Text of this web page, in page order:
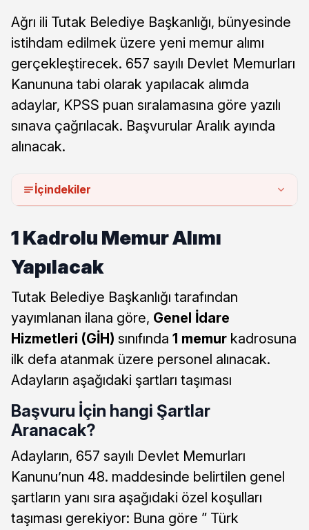
Ağrı ili Tutak Belediye Başkanlığı, bünyesinde
istihdam edilmek üzere yeni memur alımı
gerçekleştirecek. 657 sayılı Devlet Memurları
Kanununa tabi olarak yapılacak alımda
adaylar, KPSS puan sıralamasına göre yazılı
sınava çağrılacak. Başvurular Aralık ayında
alınacak.
İçindekiler
1 Kadrolu Memur Alımı
Yapılacak
Tutak Belediye Başkanlığı tarafından
yayımlanan ilana göre, Genel İdare
Hizmetleri (GİH) sınıfında 1 memur kadrosuna
ilk defa atanmak üzere personel alınacak.
Adayların aşağıdaki şartları taşıması
Başvuru İçin hangi Şartlar
Aranacak?
Adayların, 657 sayılı Devlet Memurları
Kanunu’nun 48. maddesinde belirtilen genel
şartların yanı sıra aşağıdaki özel koşulları
taşıması gerekiyor: Buna göre ” Türk